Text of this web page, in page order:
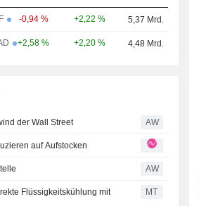
-0,94 % +2,22 % 5,37 Mrd.
+2,58 % +2,20 % 4,48 Mrd.
der Wall Street AW
auf Aufstocken
AW
Flüssigkeitskühlung mit
MT